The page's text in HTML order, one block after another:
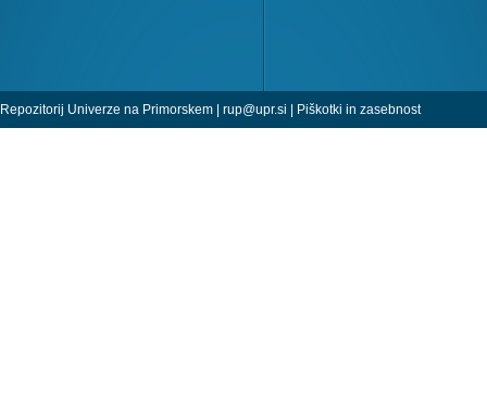
Repozitorij Univerze na Primorskem | rup@upr.si | Piškotki in zasebnost